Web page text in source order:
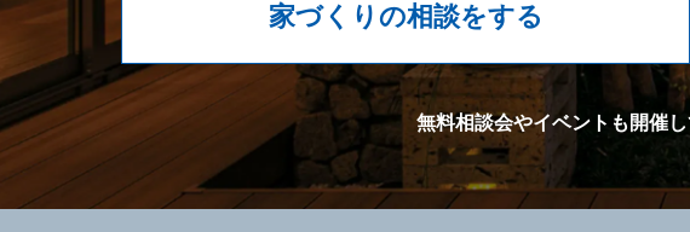
家づくりの相談をする
無料相談会やイベントも開催し